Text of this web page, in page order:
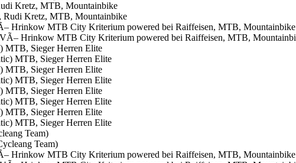
Kretz, MTB, Mountainbike
Hrinkow MTB City Kriterium powered bei Raiffeisen, MTB, Mountainbike
MTB, Sieger Herren Elite
MTB, Sieger Herren Elite
MTB, Sieger Herren Elite
MTB, Sieger Herren Elite
Team)
Hrinkow MTB City Kriterium powered bei Raiffeisen, MTB, Mountainbike